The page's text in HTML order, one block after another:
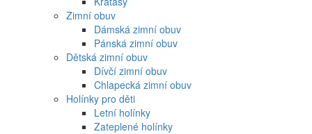
Zimní obuv
Dámská zimní obuv
Pánská zimní obuv
Dětská zimní obuv
Dívčí zimní obuv
Chlapecká zimní obuv
Holínky pro děti
Letní holínky
Zateplené holínky